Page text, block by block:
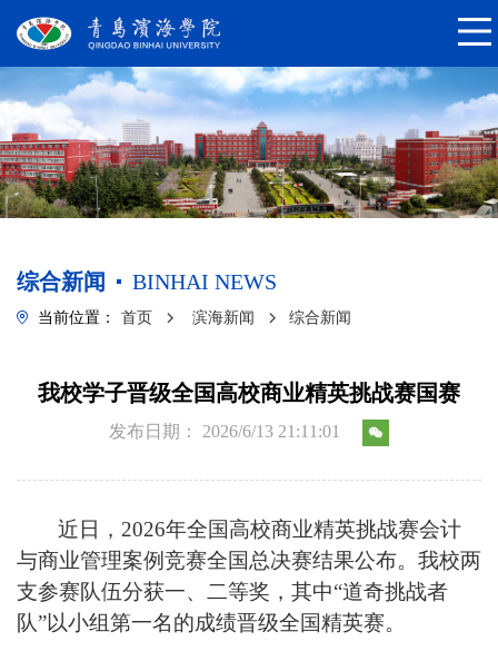
综合新闻 BINHAI NEWS
当前位置： 首页 滨海新闻 综合新闻
我校学子晋级全国高校商业精英挑战赛国赛
发布日期： 2026/6/13 21:11:01
近日， 2026年全国高校商业精英挑战赛会计
与商业管理案例竞赛全国总决赛结果公布。我校两
支参赛队伍分获一、 二等奖，其中“道奇挑战者
队”以小组第一名的成绩晋级全国精英赛。